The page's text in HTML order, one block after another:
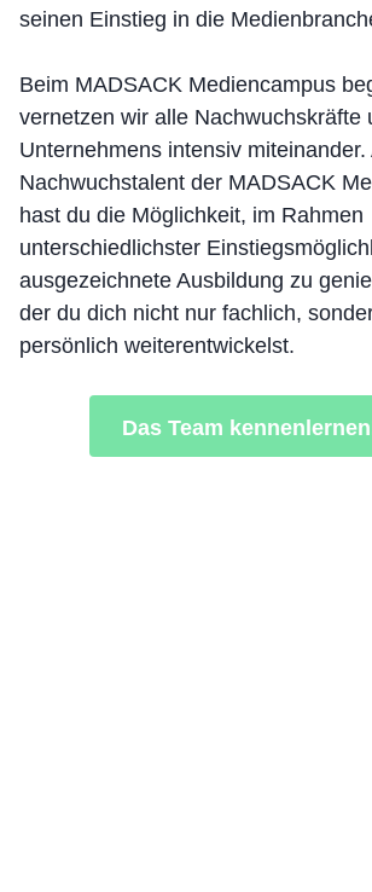
seinen Einstieg in die
Beim MADSACK Mediencampus
vernetzen wir alle Nachwuchskräfte
Unternehmens intensiv miteinander.
Nachwuchstalent der MADSACK
hast du die Möglichkeit, im Rahmen
unterschiedlichster
ausgezeichnete Ausbildung zu
der du dich nicht nur fachlich,
persönlich weiterentwickelst.
Das Team